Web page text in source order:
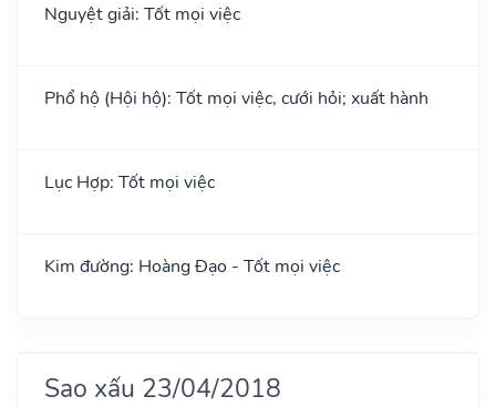
Nguyệt giải: Tốt mọi việc
Phổ hộ (Hội hộ): Tốt mọi việc, cưới hỏi; xuất hành
Lục Hợp: Tốt mọi việc
Kim đường: Hoàng Đạo - Tốt mọi việc
Sao xấu 23/04/2018